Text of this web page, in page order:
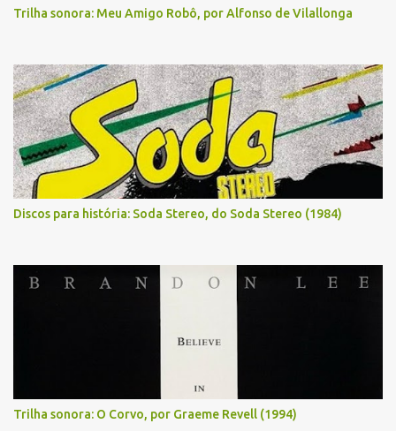
Trilha sonora: Meu Amigo Robô, por Alfonso de Vilallonga
Discos para história: Soda Stereo, do Soda Stereo (1984)
Trilha sonora: O Corvo, por Graeme Revell (1994)